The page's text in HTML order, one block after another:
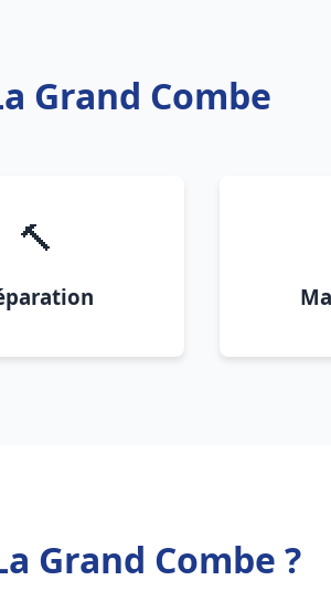
Grand Combe
🔨
Grand Combe ?